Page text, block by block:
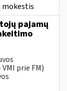
mokestis
pajamų
prie FM)